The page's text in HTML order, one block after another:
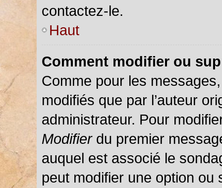
contactez-le.
Haut
Comment modifier ou
Comme pour les
modifiés que par l’auteur
administrateur. Pour
Modifierdu premier
auquel est associé le
peut modifier une option ou